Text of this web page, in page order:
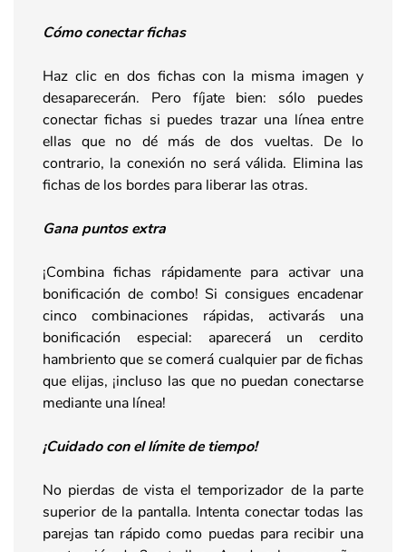
Cómo conectar fichas
Haz clic en dos fichas con la misma imagen y
desaparecerán. Pero fíjate bien: sólo puedes
conectar fichas si puedes trazar una línea entre
ellas que no dé más de dos vueltas. De lo
contrario, la conexión no será válida. Elimina las
fichas de los bordes para liberar las otras.
Gana puntos extra
¡Combina fichas rápidamente para activar una
bonificación de combo! Si consigues encadenar
cinco combinaciones rápidas, activarás una
bonificación especial: aparecerá un cerdito
hambriento que se comerá cualquier par de fichas
que elijas, ¡incluso las que no puedan conectarse
mediante una línea!
¡Cuidado con el límite de tiempo!
No pierdas de vista el temporizador de la parte
superior de la pantalla. Intenta conectar todas las
parejas tan rápido como puedas para recibir una